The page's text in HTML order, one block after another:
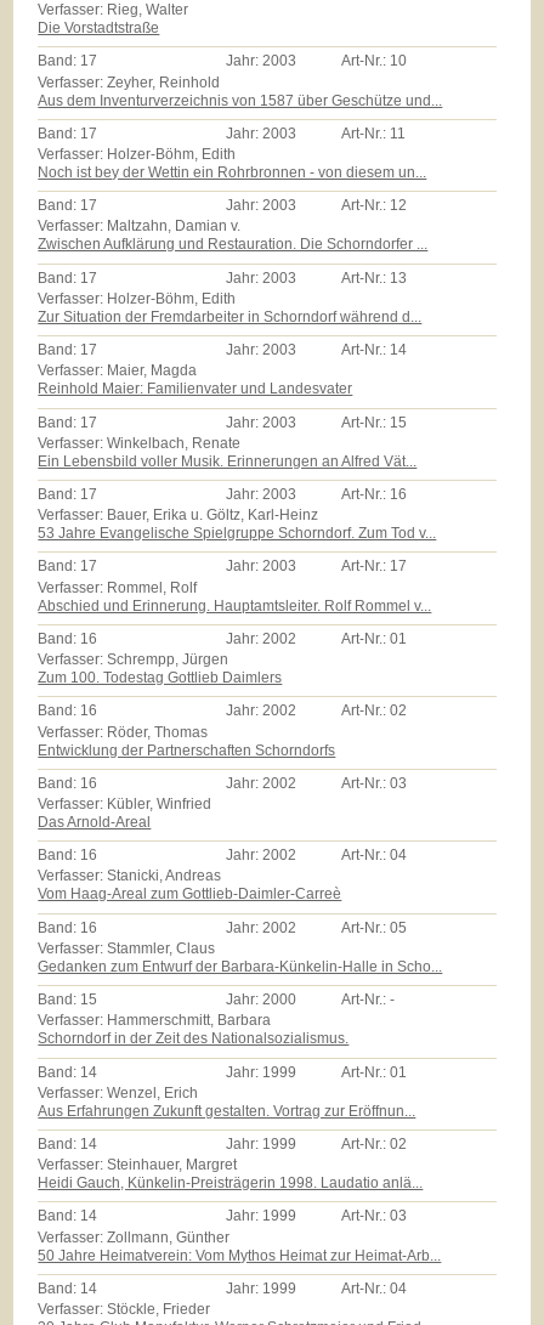
Verfasser: Rieg, Walter
Die Vorstadtstraße
Band: 17 Jahr:2003 Art-Nr.: 10
Verfasser: Zeyher, Reinhold
Aus dem Inventurverzeichnis von 1587 über Geschütze und...
Band: 17 Jahr:2003 Art-Nr.: 11
Verfasser: Holzer-Böhm, Edith
Noch ist bey der Wettin ein Rohrbronnen - von diesem un...
Band: 17 Jahr:2003 Art-Nr.: 12
Verfasser: Maltzahn, Damian v.
Zwischen Aufklärung und Restauration. Die Schorndorfer ...
Band: 17 Jahr: 2003 Art-Nr.: 13
Verfasser: Holzer-Böhm, Edith
Zur Situation der Fremdarbeiter in Schorndorf während d...
Band: 17 Jahr:2003 Art-Nr.: 14
Verfasser: Maier, Magda
Reinhold Maier: Familienvater und Landesvater
Band: 17 Jahr: 2003 Art-Nr.: 15
Verfasser: Winkelbach, Renate
Ein Lebensbild voller Musik. Erinnerungen an Alfred Vät...
Band: 17 Jahr:2003 Art-Nr.: 16
Verfasser: Bauer, Erika u. Göltz, Karl-Heinz
53 Jahre Evangelische Spielgruppe Schorndorf. Zum Tod v...
Band: 17 Jahr:2003 Art-Nr.: 17
Verfasser: Rommel, Rolf
Abschied und Erinnerung. Hauptamtsleiter. Rolf Rommel v...
Band: 16 Jahr:2002 Art-Nr.:01
Verfasser: Schrempp, Jürgen
Zum 100. Todestag Gottlieb Daimlers
Band: 16 Jahr:2002 Art-Nr.:02
Verfasser: Röder, Thomas
Entwicklung der Partnerschaften Schorndorfs
Band: 16 Jahr: 2002 Art-Nr.:03
Verfasser: Kübler, Winfried
Das Arnold-Areal
Band: 16 Jahr:2002 Art-Nr.:04
Verfasser: Stanicki, Andreas
Vom Haag-Areal zum Gottlieb-Daimler-Carreè
Band: 16 Jahr: 2002 Art-Nr.:05
Verfasser: Stammler, Claus
Gedanken zum Entwurf der Barbara-Künkelin-Halle in Scho...
Band: 15 Jahr:2000 Art-Nr.:-
Verfasser: Hammerschmitt, Barbara
Schorndorf in der Zeit des Nationalsozialismus.
Band: 14 Jahr: 1999 Art-Nr.:01
Verfasser: Wenzel, Erich
Aus Erfahrungen Zukunft gestalten. Vortrag zur Eröffnun...
Band: 14 Jahr: 1999 Art-Nr.:02
Verfasser: Steinhauer, Margret
Heidi Gauch, Künkelin-Preisträgerin 1998. Laudatio anlä...
Band: 14 Jahr: 1999 Art-Nr.:03
Verfasser: Zollmann, Günther
50 Jahre Heimatverein: Vom Mythos Heimat zur Heimat-Arb...
Band: 14 Jahr: 1999 Art-Nr.:04
Verfasser: Stöckle, Frieder